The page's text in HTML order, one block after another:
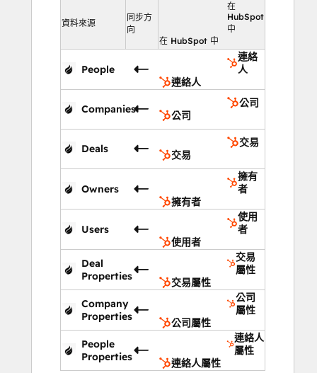
資料來源
同步方
向
在
HubSpot
中
在 HubSpot 中
People
連絡
人
連絡人
Companies
公司
公司
Deals
交易
交易
Owners
擁有
者
擁有者
Users
使用
者
使用者
Deal
Properties
交易
屬性
交易屬性
Company
Properties
公司
屬性
公司屬性
People
Properties
連絡人
屬性
連絡人屬性